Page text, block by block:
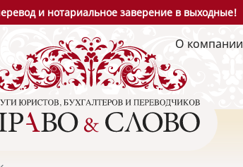
и нотариальное заверение в выходные!
О компании